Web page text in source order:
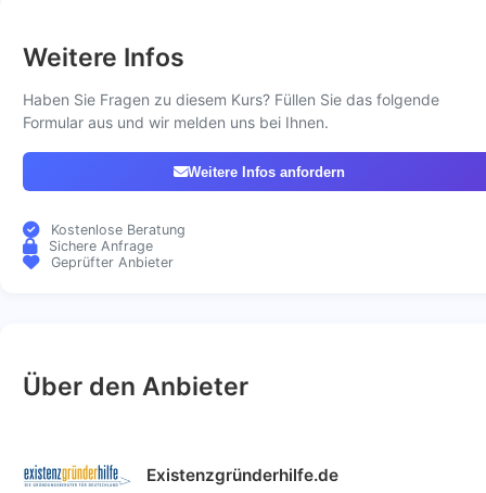
Weitere Infos
Haben Sie Fragen zu diesem Kurs? Füllen Sie das folgende
Formular aus und wir melden uns bei Ihnen.
Weitere Infos anfordern
Kostenlose Beratung
Sichere Anfrage
Geprüfter Anbieter
Über den Anbieter
Existenzgründerhilfe.de